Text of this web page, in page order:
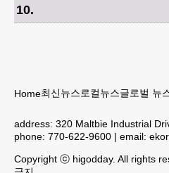
10.
Home최신뉴스로컬뉴스글로벌 뉴
address: 320 Maltbie Industrial
phone: 770-622-9600 | email:
Copyright ⓒ higodday. All rights